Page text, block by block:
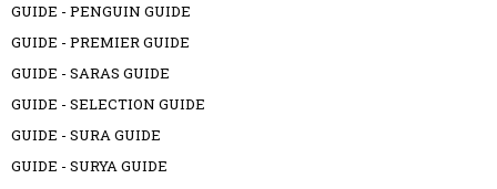
GUIDE - PENGUIN GUIDE
GUIDE - PREMIER GUIDE
GUIDE - SARAS GUIDE
GUIDE - SELECTION GUIDE
GUIDE - SURA GUIDE
GUIDE - SURYA GUIDE